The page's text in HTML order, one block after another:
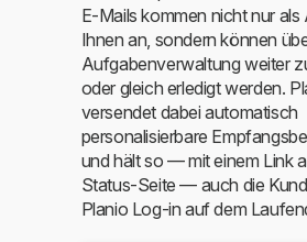
E-Mails kommen nicht nur
Ihnen an, sondern können
Aufgabenverwaltung weiter
oder gleich erledigt werden.
versendet dabei automatisch
personalisierbare
und hält so — mit einem Link
Status-Seite — auch die
Planio Log-in auf dem